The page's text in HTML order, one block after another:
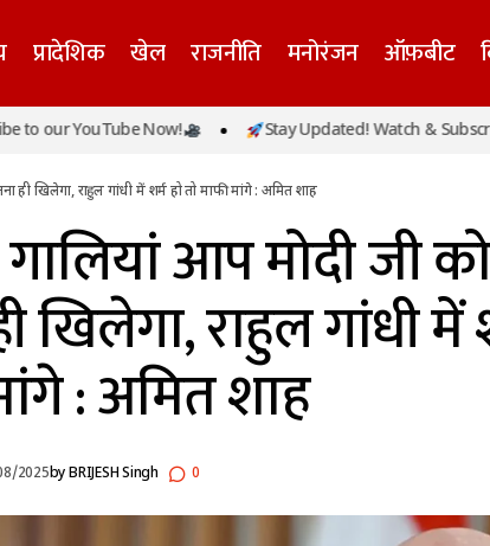
प्रादेशिक खेल राजनीति मनोरंजन ऑफ़बीट
नेशनल
जितनी गालियां आप मोदी जी को दोगे
Now! Stay Updated! Watch & Subscribe to
खिलेगा, राहुल गांधी में शर्म हो तो माफी मांगे : अमित शाह
आप मोदी जी
खिलेगा, राहुल गांधी में
: अमित शाह
2025byBRIJESH Singh 0